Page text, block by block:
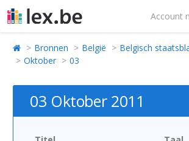
Account
Bronnen België Belgisch
Oktober
03
03 Oktober 2011